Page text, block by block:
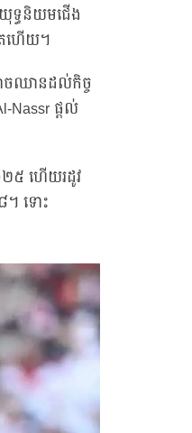
ទ្ធនិយមជើង
តហើយ។
អាចឈានដល់កិច្ច
Nassr ផ្តល់
២៥ ហើយរដូវ
។ ទោះ